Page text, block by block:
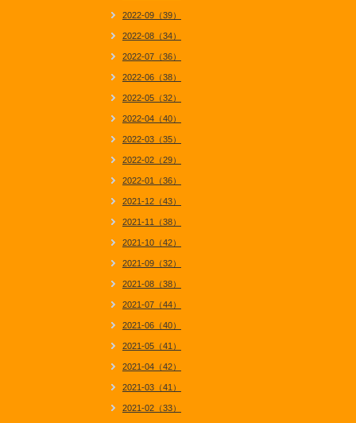
2022-09（39）
2022-08（34）
2022-07（36）
2022-06（38）
2022-05（32）
2022-04（40）
2022-03（35）
2022-02（29）
2022-01（36）
2021-12（43）
2021-11（38）
2021-10（42）
2021-09（32）
2021-08（38）
2021-07（44）
2021-06（40）
2021-05（41）
2021-04（42）
2021-03（41）
2021-02（33）